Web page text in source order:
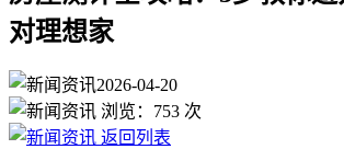
对理想家
2026-04-20
浏览： 753 次
返回列表